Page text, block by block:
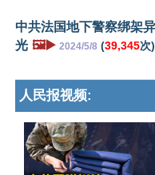
中共法国地下警察绑架
光 🖼️▶️ 2024/5/8 (39,345次)
人民报视频: